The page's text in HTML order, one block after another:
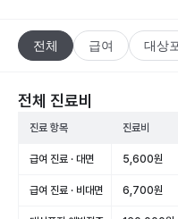
전체 급여 대상
전체 진료비
진료 항목 진료비
급여 진료 · 대면 5,600원
급여 진료 · 비대면 6,700원